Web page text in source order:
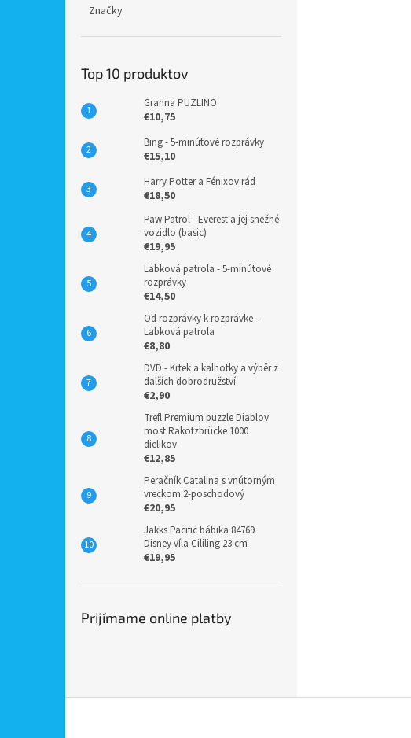
Značky
Top 10 produktov
Granna PUZLINO
€10,75
Bing - 5-minútové rozprávky
€15,10
Harry Potter a Fénixov rád
€18,50
Paw Patrol - Everest a jej snežné
vozidlo (basic)
€19,95
Labková patrola - 5-minútové
rozprávky
€14,50
Od rozprávky k rozprávke -
Labková patrola
€8,80
DVD - Krtek a kalhotky a výběr z
dalších dobrodružství
€2,90
Trefl Premium puzzle Diablov
most Rakotzbrücke 1000
dielikov
€12,85
Peračník Catalina s vnútorným
vreckom 2-poschodový
€20,95
Jakks Pacific bábika 84769
Disney víla Cililing 23 cm
€19,95
Prijímame online platby